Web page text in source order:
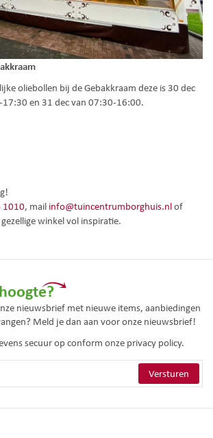
oliebollen bij de Gebakkraam deze is 30 dec
en 31 dec van 07:30-16:00.
1010, mail info@tuincentrumborghuis.nlof
winkel vol inspiratie.
nieuwsbrief met nieuwe items, aanbiedingen
Meld je dan aan voor onze nieuwsbrief!
secuur op conform onze privacy policy.